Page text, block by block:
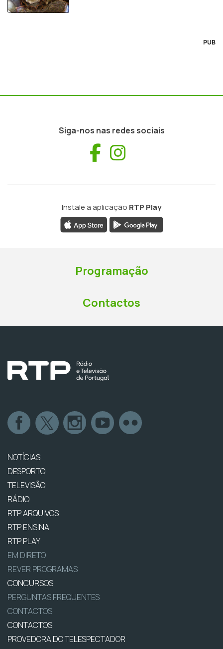
PUB
Siga-nos nas redes sociais
Facebook
Instale a aplicação RTP Play
Programação
Contactos
NOTÍCIAS
DESPORTO
TELEVISÃO
RÁDIO
RTP ARQUIVOS
RTP ENSINA
RTP PLAY
EM DIRETO
REVER PROGRAMAS
CONCURSOS
PERGUNTAS FREQUENTES
CONTACTOS
CONTACTOS
PROVEDORA DO TELESPECTADOR